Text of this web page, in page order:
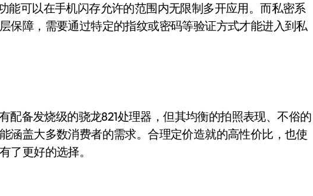
能可以在手机闪存允许的范围内无限制多开应用。而私密系
保障，需要通过特定的指纹或密码等验证方式才能进入到私
备发烧级的骁龙821处理器，但其均衡的拍照表现、不俗的
涵盖大多数消费者的需求。合理定价造就的高性价比，也使
了更好的选择。